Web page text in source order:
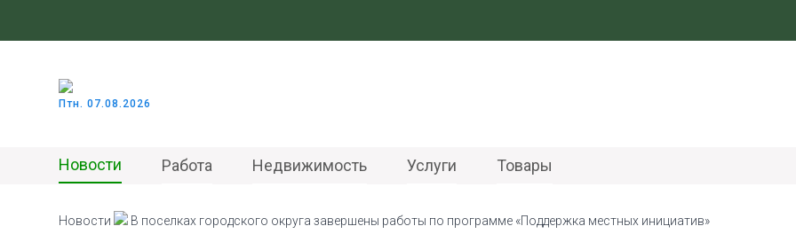
Птн. 07.08.2026
Новости Работа Недвижимость Услуги Товары
Новости В поселках городского округа завершены работы по программе «Поддержка местных инициатив»